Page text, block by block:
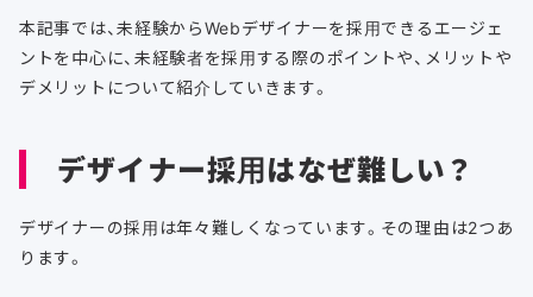
本記事では、未経験からWebデザイナーを採用できるエージェ
ントを中心に、未経験者を採用する際のポイントや、メリットや
デメリットについて紹介していきます。
デザイナー採用はなぜ難しい？
デザイナーの採用は年々難しくなっています。その理由は2つあ
ります。